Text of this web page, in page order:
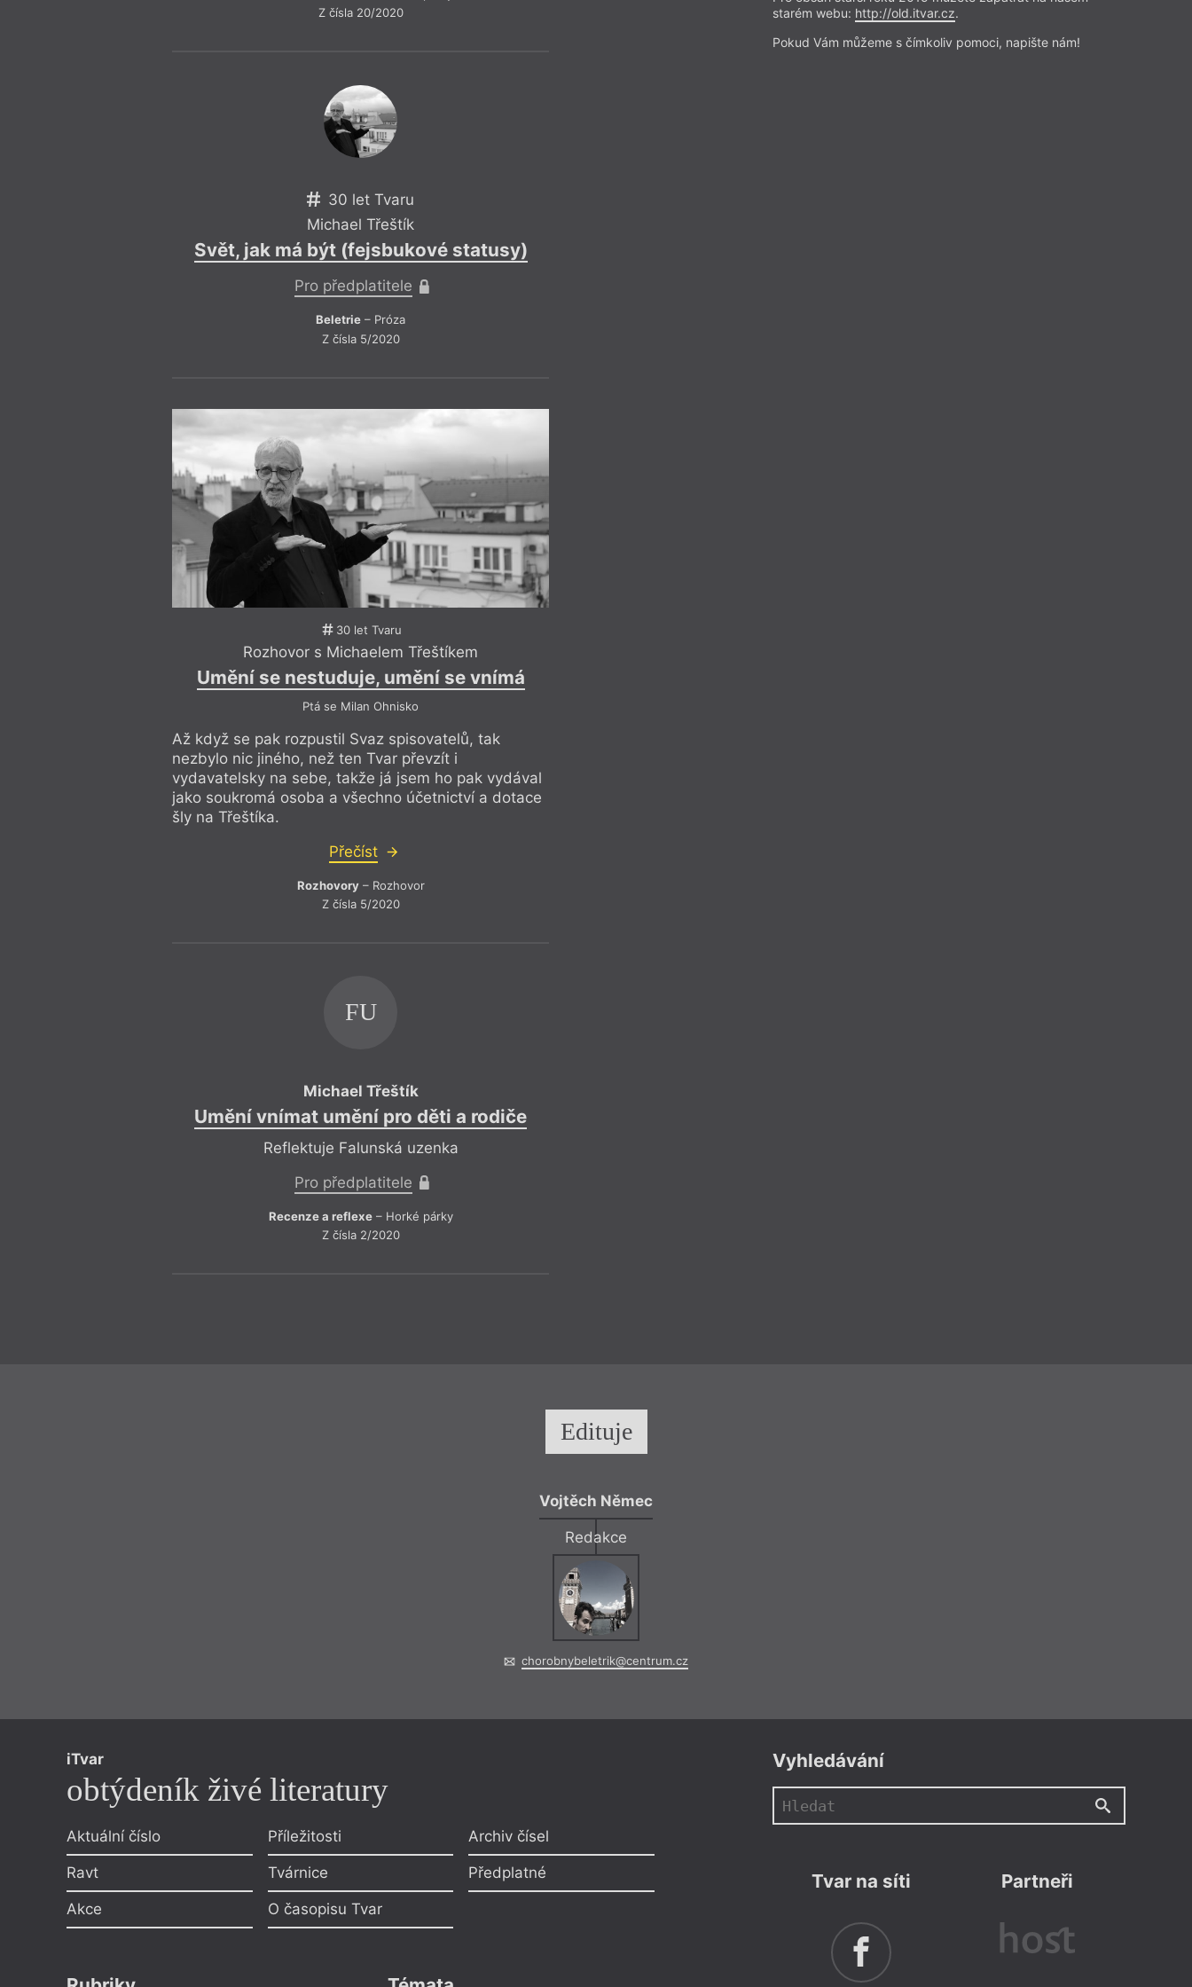
Z čísla 20/2020
30 let Tvaru
Michael Třeštík
Svět, jak má být (fejsbukové statusy)
Pro předplatitele
Beletrie – Próza
Z čísla 5/2020
30 let Tvaru
Rozhovor s Michaelem Třeštíkem
Umění se nestuduje, umění se vnímá
Ptá se Milan Ohnisko
Až když se pak rozpustil Svaz spisovatelů, tak
nezbylo nic jiného, než ten Tvar převzít i
vydavatelsky na sebe, takže já jsem ho pak vydával
jako soukromá osoba a všechno účetnictví a dotace
šly na Třeštíka.
Přečíst
Rozhovory– Rozhovor
Z čísla 5/2020
FU
Michael Třeštík
Umění vnímat umění pro děti a rodiče
Reflektuje Falunská uzenka
Pro předplatitele
Recenze a reflexe– Horké párky
Z čísla 2/2020
Z čísla 20/2020
starém webu: http://old.itvar.cz.
Pokud Vám můžeme s čímkoliv pomoci, napište nám!
Edituje
Vojtěch Němec
Redakce
chorobnybeletrik@centrum.cz
iTvar
obtýdeník živé literatury
Aktuální číslo
Ravt
Akce
Příležitosti
Tvárnice
O časopisu Tvar
Archiv čísel
Předplatné
Vyhledávání
Tvar na síti Partneři